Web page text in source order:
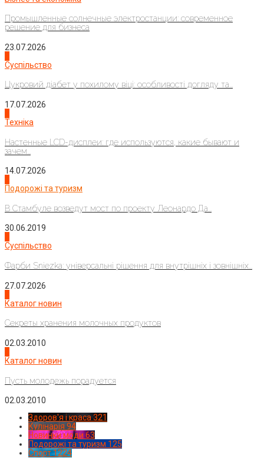
Промышленные солнечные электростанции: современное
решение для бизнеса
23.07.2026
Суспільство
Цукровий діабет у похилому віці: особливості догляду та...
17.07.2026
Техніка
Настенные LCD-дисплеи: где используются, какие бывают и
зачем...
14.07.2026
Подорожі та туризм
В Стамбуле возведут мост по проекту Леонардо Да...
30.06.2019
Суспільство
Фарби Sniezka: універсальні рішення для внутрішніх і зовнішніх...
27.07.2026
Каталог новин
Секреты хранения молочных продуктов
02.03.2010
Каталог новин
Пусть молодежь порадуется
02.03.2010
Здоров'я і краса 321
Кулінарія 94
Новинки моди 63
Подорожі та туризм 125
Спорт1224